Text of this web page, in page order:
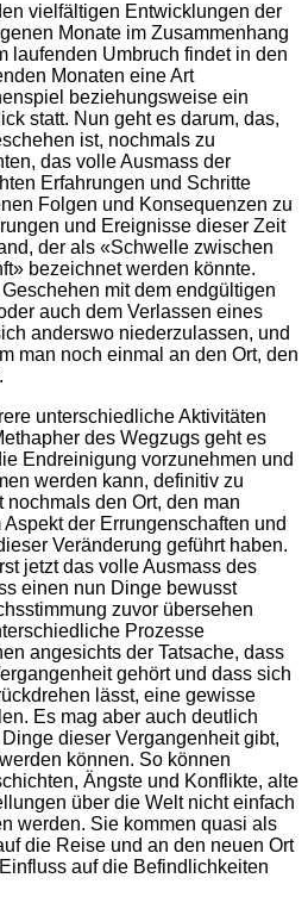
vielfältigen Entwicklungen der
Monate im Zusammenhang
laufenden Umbruch findet in den
Monaten eine Art
beziehungsweise ein
statt. Nun geht es darum, das,
ist, nochmals zu
das volle Ausmass der
Erfahrungen und Schritte
Folgen und Konsequenzen zu
und Ereignisse dieser Zeit
der als «Schwelle zwischen
bezeichnet werden könnte.
mit dem endgültigen
auch dem Verlassen eines
anderswo niederzulassen, und
man noch einmal an den Ort, den
unterschiedliche Aktivitäten
des Wegzugs geht es
Endreinigung vorzunehmen und
werden kann, definitiv zu
den Ort, den man
der Errungenschaften und
Veränderung geführt haben.
jetzt das volle Ausmass des
einen nun Dinge bewusst
zuvor übersehen
Prozesse
angesichts der Tatsache, dass
gehört und dass sich
lässt, eine gewisse
Es mag aber auch deutlich
dieser Vergangenheit gibt,
können. So können
Ängste und Konflikte, alte
über die Welt nicht einfach
werden. Sie kommen quasi als
die Reise und an den neuen Ort
auf die Befindlichkeiten